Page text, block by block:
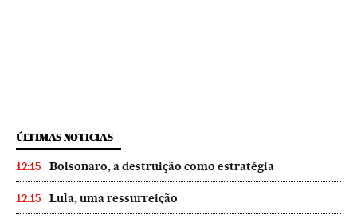
ÚLTIMAS NOTICIAS
12:15 Bolsonaro, a destruição como estratégia
12:15 Lula, uma ressurreição